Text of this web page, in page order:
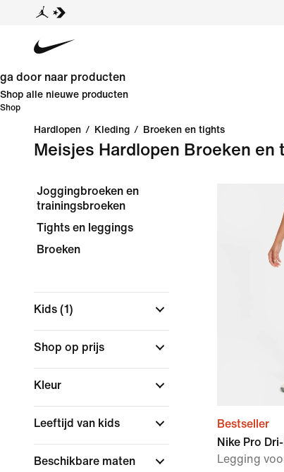
ga door naar producten
Shop alle nieuwe producten
Shop
Hardlopen / Kleding / Broeken en tights
Meisjes Hardlopen Broeken en
Joggingbroeken en
trainingsbroeken
Tights en leggings
Broeken
Kids (1)
Shop op prijs
Kleur
Leeftijd van kids
Beschikbare maten
Bestseller
Nike Pro
Legging